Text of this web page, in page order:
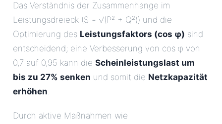
Das Verständnis der Zusammenhänge im
Leistungsdreieck (S = √(P² + Q²)) und die
Optimierung des Leistungsfaktors (cos φ) sind
entscheidend; eine Verbesserung von cos φ von
0,7 auf 0,95 kann die Scheinleistungslast um
bis zu 27% senken und somit die Netzkapazität
erhöhen.
Durch aktive Maßnahmen wie